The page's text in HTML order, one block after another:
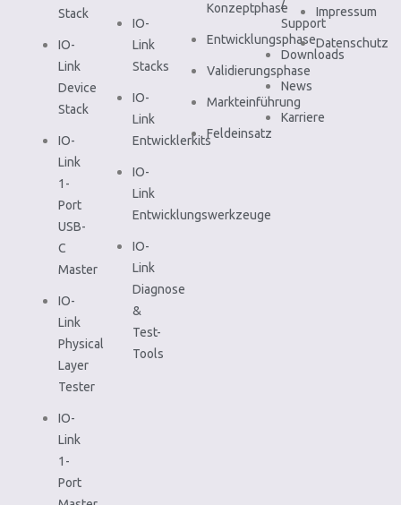
Stack
IO-
Link
Device
Stack
IO-
Link
1-
Port
USB-
C
Master
IO-
Link
Physical
Layer
Tester
IO-
Link
1-
Port
IO-
Link
Stacks
IO-
Link
Entwicklerkits
IO-
Link
Entwicklungswerkzeuge
IO-
Link
Diagnose
&
Test-
Tools
Konzeptphase
Entwicklungsphase
Validierungsphase
Markteinführung
Feldeinsatz
Support
Downloads
News
Karriere
Impressum
Datenschutz